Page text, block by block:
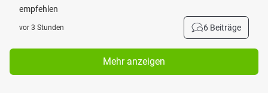
empfehlen
vor 3 Stunden 6 Beiträge
Mehr anzeigen